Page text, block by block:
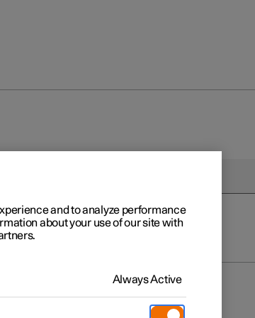
Fleet
Financieringsopties
and to analyze performance
about your use of our site with
Always Active